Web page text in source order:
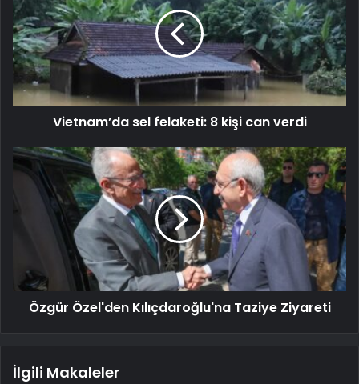
Vietnam’da sel felaketi: 8 kişi can verdi
Özgür Özel'den Kılıçdaroğlu'na Taziye Ziyareti
İlgili Makaleler